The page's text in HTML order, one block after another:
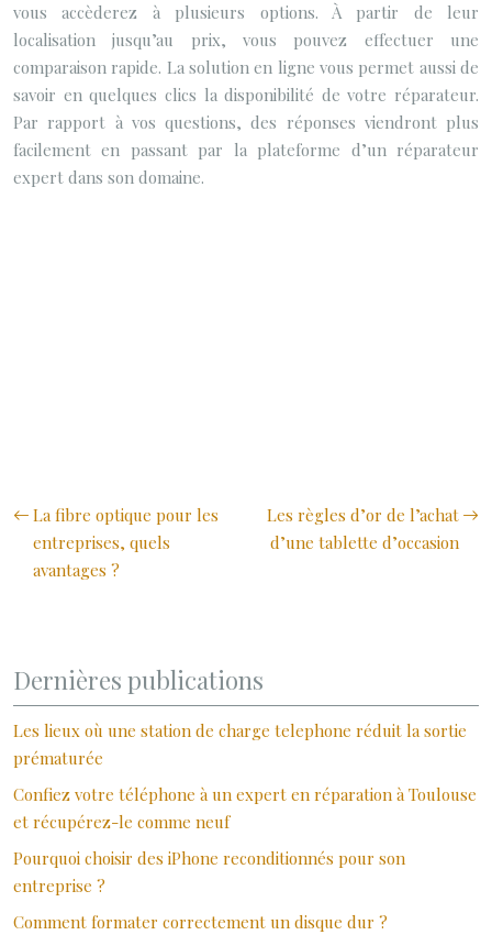
vous accèderez à plusieurs options. À partir de leur
localisation jusqu’au prix, vous pouvez effectuer une
comparaison rapide. La solution en ligne vous permet aussi de
savoir en quelques clics la disponibilité de votre réparateur.
Par rapport à vos questions, des réponses viendront plus
facilement en passant par la plateforme d’un réparateur
expert dans son domaine.
La fibre optique pour les
entreprises, quels
avantages ?
Les règles d’or de l’achat
d’une tablette d’occasion
Dernières publications
Les lieux où une station de charge telephone réduit la sortie
prématurée
Confiez votre téléphone à un expert en réparation à Toulouse
et récupérez-le comme neuf
Pourquoi choisir des iPhone reconditionnés pour son
entreprise ?
Comment formater correctement un disque dur ?